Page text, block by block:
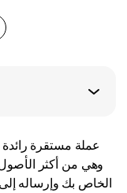
وهي من أكثر